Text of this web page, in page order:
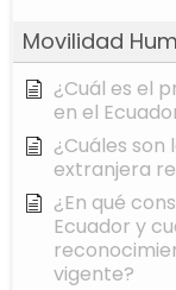
Movilidad
¿Cuál es el
en el
¿Cuáles son
extranjera
¿En qué
Ecuador y
vigente?